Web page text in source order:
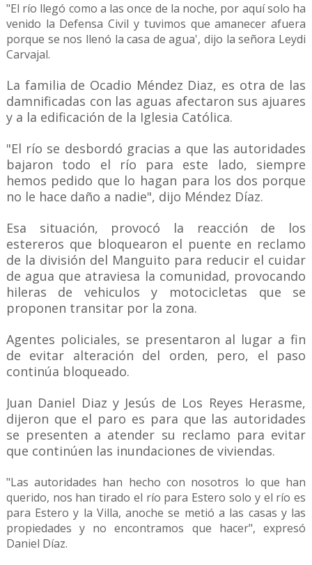
"El río llegó como a las once de la noche, por aquí solo ha
venido la Defensa Civil y tuvimos que amanecer afuera
porque se nos llenó la casa de agua', dijo la señora Leydi
Carvajal.
La familia de Ocadio Méndez Diaz, es otra de las
damnificadas con las aguas afectaron sus ajuares
y a la edificación de la Iglesia Católica.
"El río se desbordó gracias a que las autoridades
bajaron todo el río para este lado, siempre
hemos pedido que lo hagan para los dos porque
no le hace daño a nadie", dijo Méndez Díaz.
Esa situación, provocó la reacción de los
estereros que bloquearon el puente en reclamo
de la división del Manguito para reducir el cuidar
de agua que atraviesa la comunidad, provocando
hileras de vehiculos y motocicletas que se
proponen transitar por la zona.
Agentes policiales, se presentaron al lugar a fin
de evitar alteración del orden, pero, el paso
continúa bloqueado.
Juan Daniel Diaz y Jesús de Los Reyes Herasme,
dijeron que el paro es para que las autoridades
se presenten a atender su reclamo para evitar
que continúen las inundaciones de viviendas.
"Las autoridades han hecho con nosotros lo que han
querido, nos han tirado el río para Estero solo y el río es
para Estero y la Villa, anoche se metió a las casas y las
propiedades y no encontramos que hacer", expresó
Daniel Díaz.